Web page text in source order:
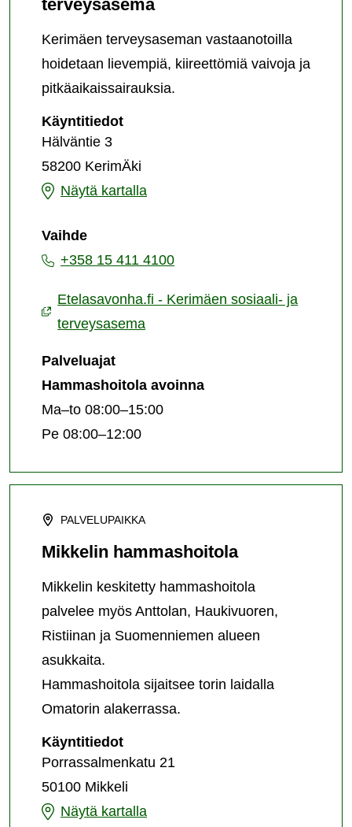
terveysasema
Kerimäen terveysaseman vastaanotoilla
hoidetaan lievempiä, kiireettömiä vaivoja ja
pitkäaikaissairauksia.
KäyntitiedotKerimäen
terveysasema
Hälväntie 3
58200 KerimÄki
Näytä kartalla
Kerimäen
ja
terveysasema
Vaihde
+358 15 411 4100
Etelasavonha.fi - Kerimäen sosiaali- ja
terveysasema
Palveluajat
Hammashoitola avoinna
Ma–to 08:00–15:00
Pe 08:00–12:00
PALVELUPAIKKA
Mikkelin hammashoitola
Mikkelin keskitetty hammashoitola
palvelee myös Anttolan, Haukivuoren,
Ristiinan ja Suomenniemen alueen
asukkaita.
Hammashoitola sijaitsee torin laidalla
Omatorin alakerrassa.
KäyntitiedotMikkelin
hammashoitola
Porrassalmenkatu 21
50100 Mikkeli
Näytä kartalla
Mikkelin